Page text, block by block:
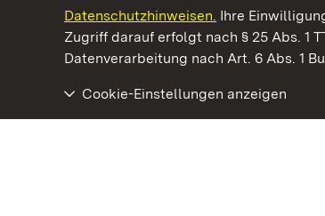
Datenschutzhinweisen. Ihre
Zugriff darauf erfolgt nach § 25 Abs. 1
Datenverarbeitung nach Art. 6 Abs. 1
Cookie-Einstellungen anzeigen
Kommen. Staunen. Genießen.